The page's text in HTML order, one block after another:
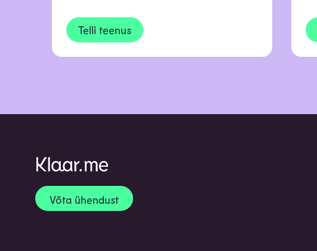
Telli teenus
Võta ühendust